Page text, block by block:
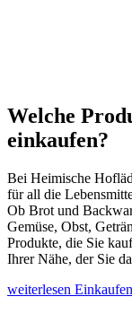
Welche
einkaufen?
Bei Heimische
für all die
Ob Brot und
Gemüse, Obst,
Produkte, die Sie
Ihrer Nähe, der Sie
weiterlesen